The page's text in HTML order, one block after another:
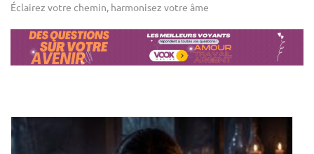
Éclairez votre chemin, harmonisez votre âme